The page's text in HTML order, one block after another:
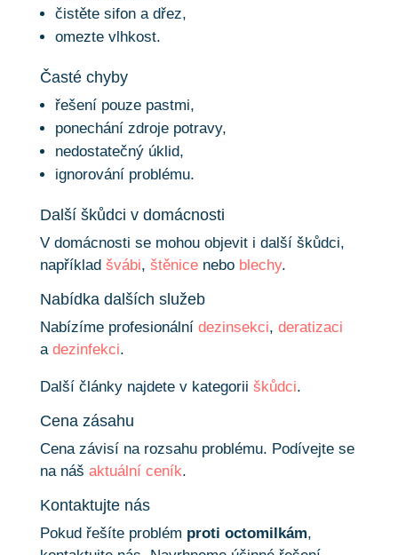
čistěte sifon a dřez,
omezte vlhkost.
Časté chyby
řešení pouze pastmi,
ponechání zdroje potravy,
nedostatečný úklid,
ignorování problému.
Další škůdci v domácnosti
V domácnosti se mohou objevit i další škůdci,
například švábi, štěnicenebo blechy.
Nabídka dalších služeb
Nabízíme profesionální dezinsekci, deratizaci
a dezinfekci.
Další články najdete v kategorii škůdci.
Cena zásahu
Cena závisí na rozsahu problému. Podívejte se
na náš aktuální ceník.
Kontaktujte nás
Pokud řešíte problém proti octomilkám,